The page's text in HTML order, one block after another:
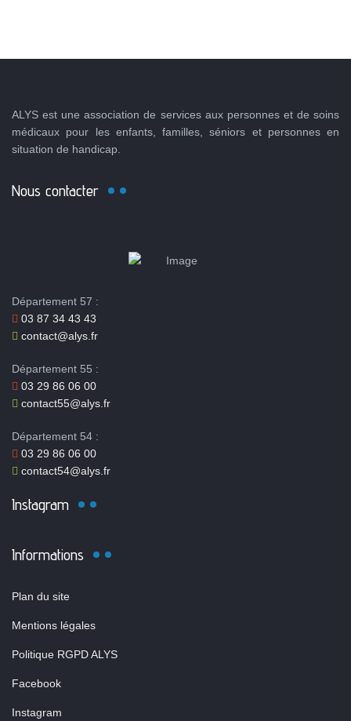
ALYS est une association de services aux personnes et de soins
médicaux pour les enfants, familles, séniors et personnes en
situation de handicap.
Nous contacter
Département 57 :
03 87 34 43 43
contact@alys.fr
Département 55 :
03 29 86 06 00
contact55@alys.fr
Département 54 :
03 29 86 06 00
contact54@alys.fr
Instagram
Informations
Plan du site
Mentions légales
Politique RGPD ALYS
Facebook
Instagram